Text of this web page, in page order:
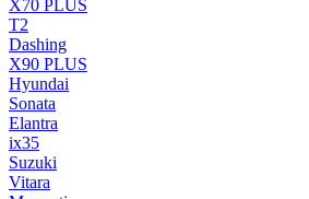
X70 PLUS
T2
Dashing
X90 PLUS
Hyundai
Sonata
Elantra
ix35
Suzuki
Vitara